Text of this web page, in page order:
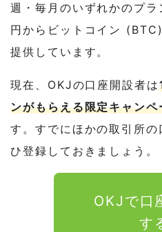
週・毎月のいずれかのプ
円からビットコイン
提供しています。
現在、OKJの口座開設者は
ンがもらえる限定キャン
す。すでにほかの取引所
ひ登録しておきましょう。
OKJで口
す